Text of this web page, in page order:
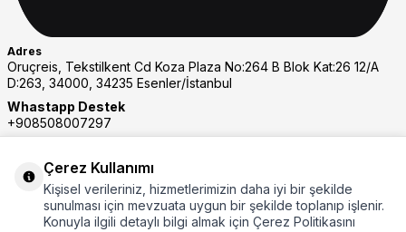
Adres
Oruçreis, Tekstilkent Cd Koza Plaza No:264 B Blok Kat:26 12/A
D:263, 34000, 34235 Esenler/İstanbul
Whastapp Destek
+908508007297
08508007297
E-Posta
eticaret@rays.com.tr
Çerez Kullanımı
Kişisel verileriniz, hizmetlerimizin daha iyi bir şekilde
sunulması için mevzuata uygun bir şekilde toplanıp işlenir.
Konuyla ilgili detaylı bilgi almak için Çerez Politikasını